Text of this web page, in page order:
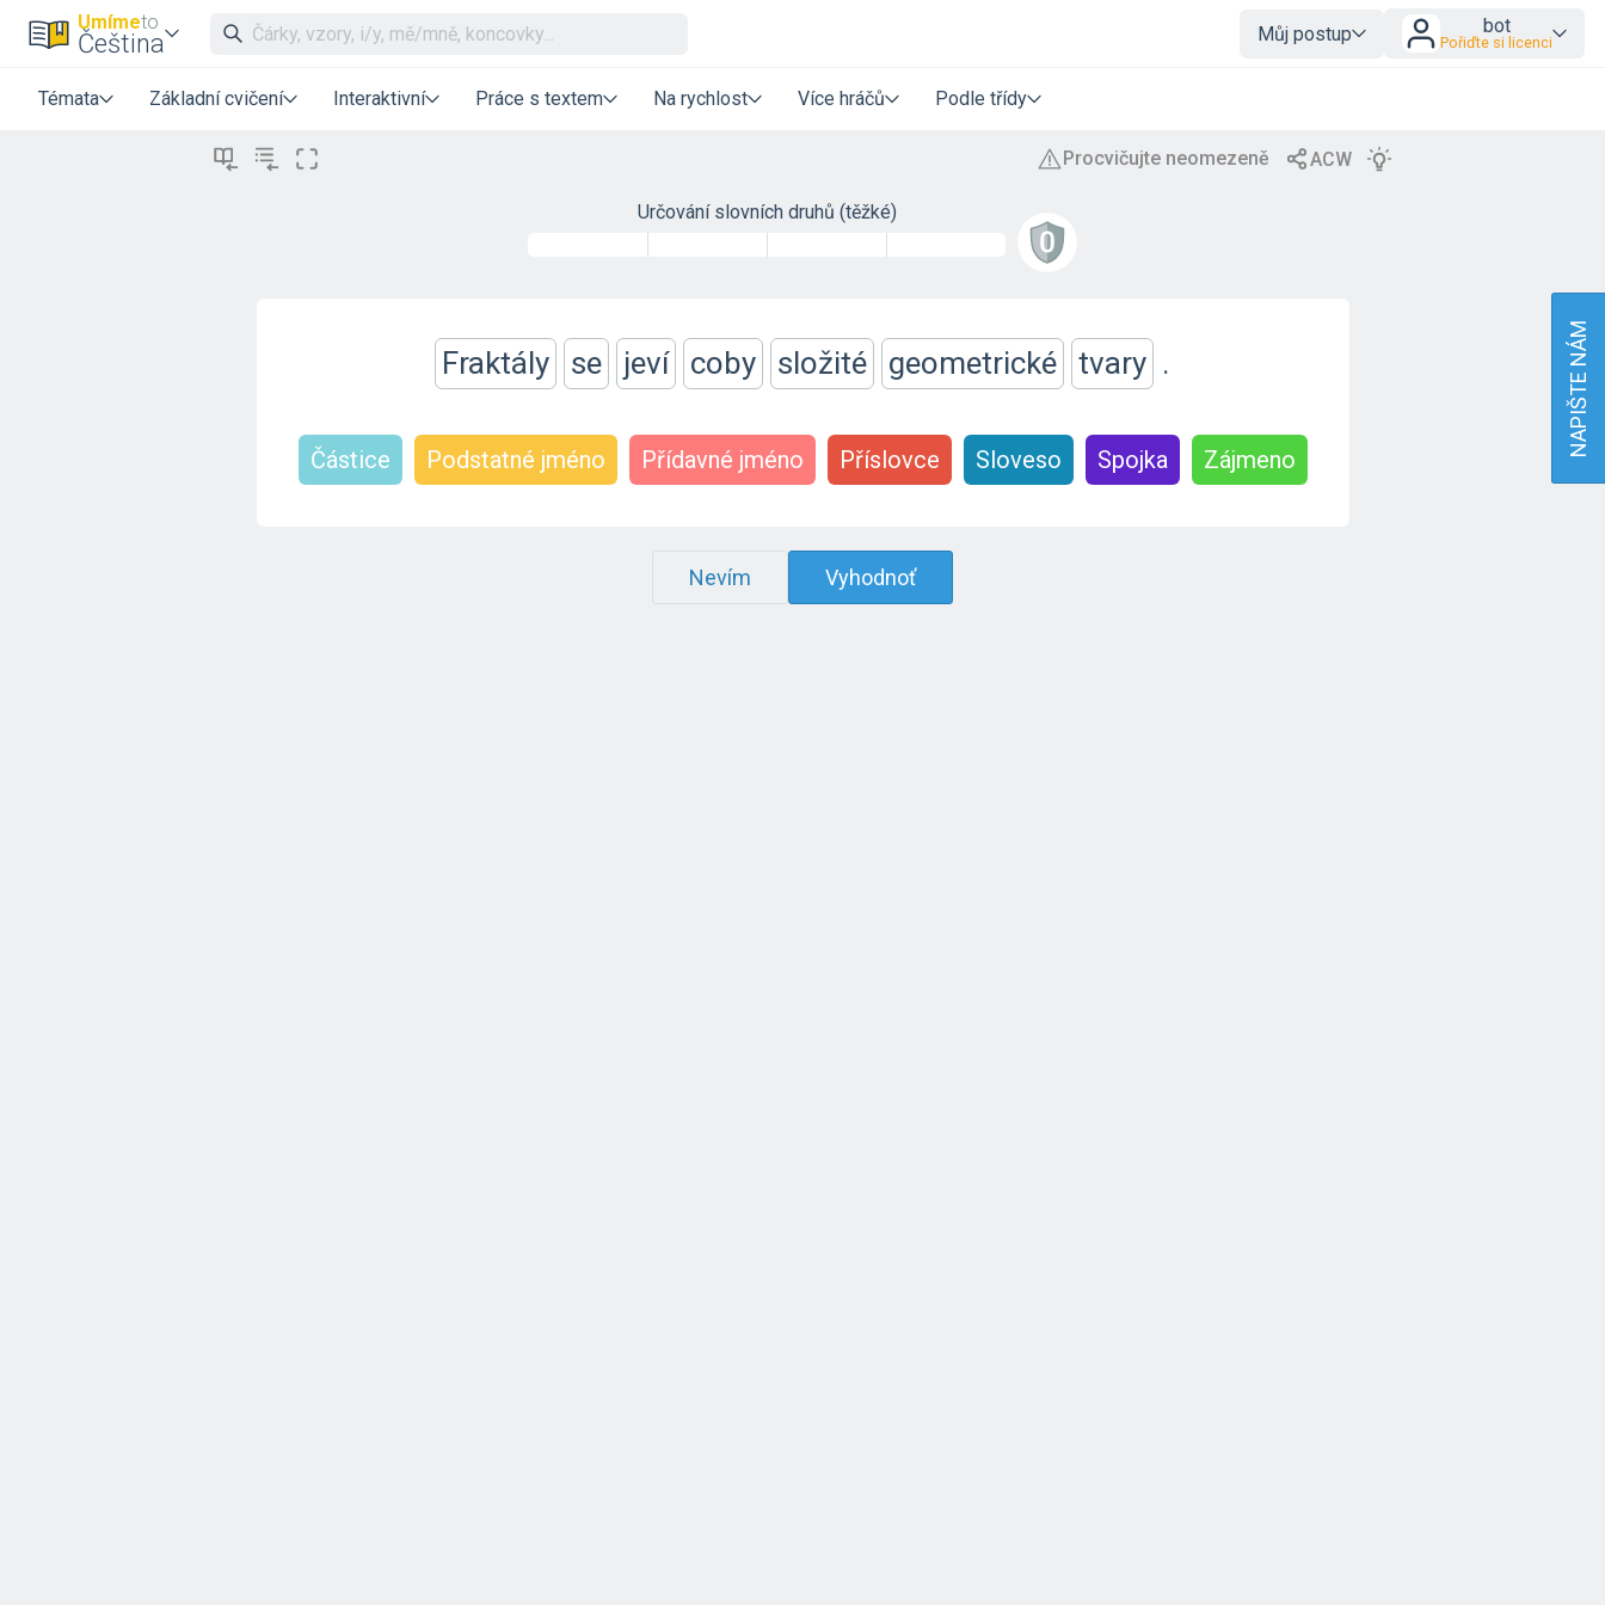
Umímeto
Čeština Můj postup bot
Pořiďte si licenci
Témata Základní cvičení Interaktivní Práce s textem Na rychlost Více hráčů Podle třídy
Určování slovních druhů (těžké)
Fraktály se jeví coby složité geometrické tvary .
Částice Podstatné jméno Přídavné jméno Příslovce Sloveso Spojka Zájmeno
Nevím Vyhodnoť
NAPIŠTE NÁM